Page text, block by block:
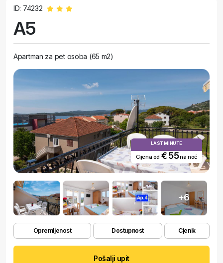
ID: 74232
A5
Apartman za pet osoba (65 m2)
LAST MINUTE
Cijena od € 55na noć
+6
Opremljenost Dostupnost Cjenik
Pošalji upit